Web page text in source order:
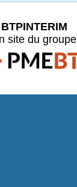
BTPINTERIM
site du groupe